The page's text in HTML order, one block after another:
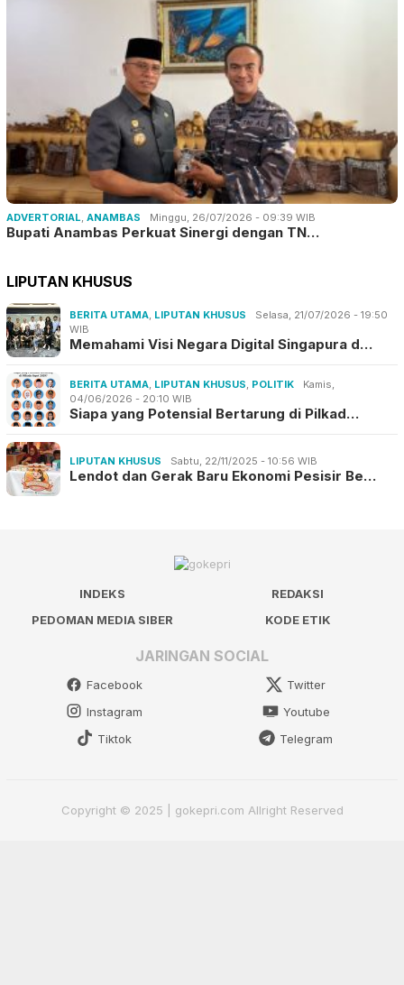
ADVERTORIAL, ANAMBAS Minggu, 26/07/2026 - 09:39 WIB
Bupati Anambas Perkuat Sinergi dengan TN…
LIPUTAN KHUSUS
BERITA UTAMA, LIPUTAN KHUSUS
Selasa, 21/07/2026 - 19:50
WIB
Memahami Visi Negara Digital Singapura d…
BERITA UTAMA, LIPUTAN KHUSUS, POLITIK
Kamis,
04/06/2026 - 20:10 WIB
Siapa yang Potensial Bertarung di Pilkad…
LIPUTAN KHUSUS Sabtu, 22/11/2025 - 10:56 WIB
Lendot dan Gerak Baru Ekonomi Pesisir Be…
INDEKS
REDAKSI
PEDOMAN MEDIA SIBER
KODE ETIK
JARINGAN SOCIAL
Facebook
Twitter
Instagram
Youtube
Tiktok
Telegram
Copyright © 2025 | gokepri.com Allright Reserved